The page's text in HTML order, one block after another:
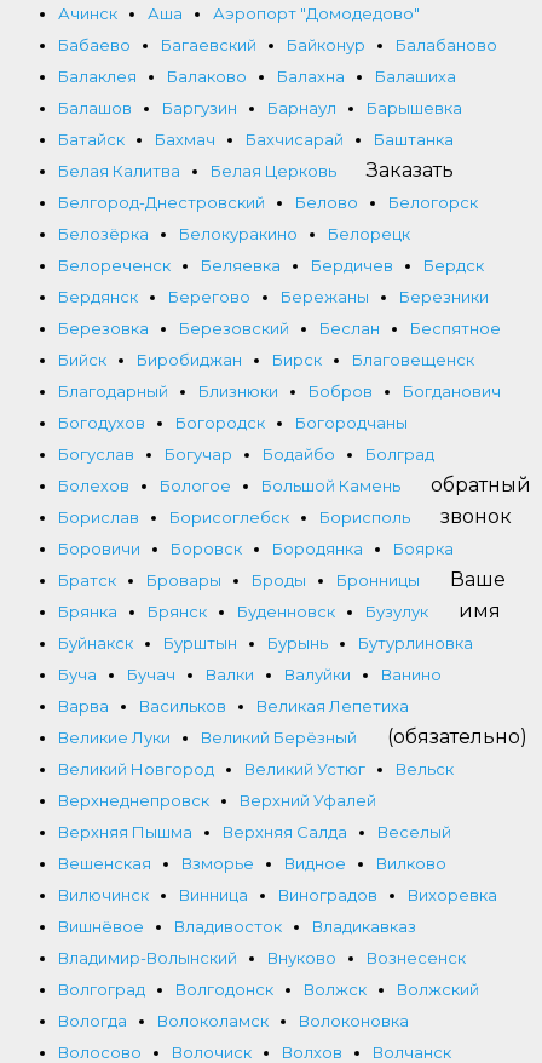
Ачинск
Аша
Аэропорт "Домодедово"
Бабаево
Багаевский Байконур
Балабаново
Балаклея
Балаково Балахна
Балашиха
Балашов
Баргузин Барнаул
Барышевка
Батайск
Бахмач Бахчисарай
Баштанка
Белая Калитва
Белая Церковь
Белгород-Днестровский
Белово
Белогорск
Белозёрка
Белокуракино
Белорецк
Белореченск
Беляевка Бердичев
Бердск
Бердянск
Берегово Бережаны
Березники
Березовка
Березовский Беслан
Беспятное
Бийск
Биробиджан Бирск
Благовещенск
Благодарный
Близнюки Бобров
Богданович
Богодухов
Богородск
Богородчаны
Богуслав
Богучар Бодайбо
Болград
Болехов
Бологое
Большой Камень
Борислав
Борисоглебск
Борисполь
Боровичи
Боровск Бородянка
Боярка
Братск
Бровары Броды
Бронницы
Брянка
Брянск Буденновск
Бузулук
Буйнакск
Бурштын Бурынь
Бутурлиновка
Буча
Бучач Валки Валуйки
Ванино
Варва
Васильков
Великая Лепетиха
Великие Луки
Великий Берёзный
Великий Новгород
Великий Устюг
Вельск
Верхнеднепровск
Верхний Уфалей
Верхняя Пышма
Верхняя Салда
Веселый
Вешенская
Взморье Видное
Вилково
Вилючинск
Винница Виноградов
Вихоревка
Вишнёвое
Владивосток
Владикавказ
Владимир-Волынский
Внуково
Вознесенск
Волгоград
Волгодонск Волжск
Волжский
Вологда
Волоколамск
Волоконовка
Волосово
Волочиск Волхов
Волчанск
Заказать
обратный
звонок
Ваше
имя
(обязательно)